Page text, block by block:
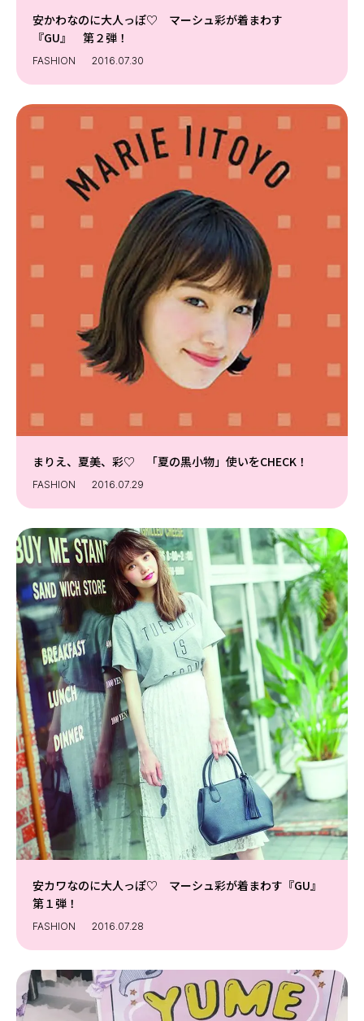
安かわなのに大人っぽ♡ マーシュ彩が着まわす
『GU』 第２弾！
FASHION 2016.07.30
まりえ、夏美、彩♡ 「夏の黒小物」使いをCHECK！
FASHION 2016.07.29
安カワなのに大人っぽ♡ マーシュ彩が着まわす『GU』
第１弾！
FASHION 2016.07.28